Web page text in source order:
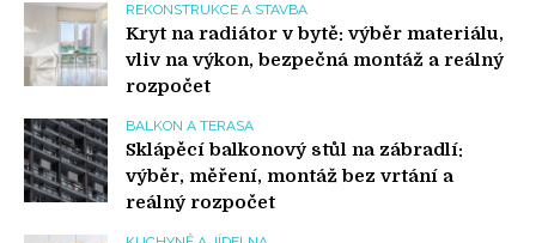
REKONSTRUKCE A STAVBA
Kryt na radiátor v bytě: výběr materiálu,
vliv na výkon, bezpečná montáž a reálný
rozpočet
BALKON A TERASA
Sklápěcí balkonový stůl na zábradlí:
výběr, měření, montáž bez vrtání a
reálný rozpočet